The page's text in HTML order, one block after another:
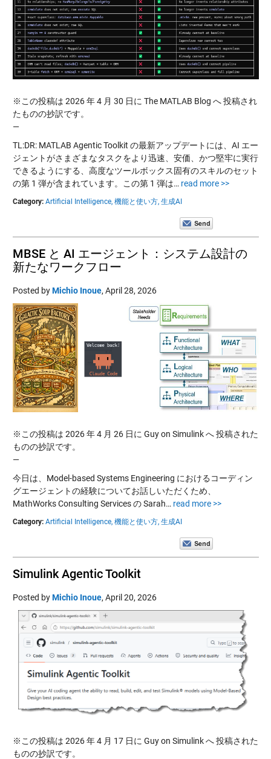
※この投稿は 2026 年 4 月 30 日に The MATLAB Blog へ 投稿され
たものの抄訳です。
—
TL:DR: MATLAB Agentic Toolkit の最新アップデートには、AI エー
ジェントがさまざまなタスクをより迅速、安価、かつ堅牢に実行
できるようにする、高度なツールボックス固有のスキルのセット
の第 1 弾が含まれています。この第 1 弾は… read more >>
Category: Artificial Intelligence, 機能と使い方, 生成AI
MBSE と AI エージェント：システム設計の
新たなワークフロー
Posted byMichio Inoue, April 28, 2026
※この投稿は 2026 年 4 月 26 日に Guy on Simulink へ 投稿された
ものの抄訳です。
—
今日は、Model-based Systems Engineering におけるコーディン
グエージェントの経験についてお話しいただくため、
MathWorks Consulting Services の Sarah… read more >>
Category: Artificial Intelligence, 機能と使い方, 生成AI
Simulink Agentic Toolkit
Posted byMichio Inoue, April 20, 2026
※この投稿は 2026 年 4 月 17 日に Guy on Simulink へ 投稿された
ものの抄訳です。